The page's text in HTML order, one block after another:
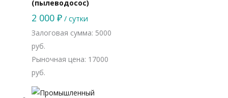
(пылеводосос)
2 000 ₽ / сутки
Залоговая сумма: 5000
руб.
Рыночная цена: 17000
руб.